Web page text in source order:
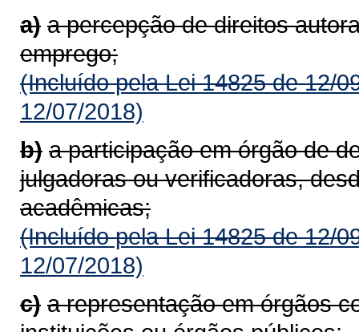
a) a percepção de direitos
emprego;
(Incluído pela Lei 14825 de 12/
12/07/2018)
b) a participação em órgão de
julgadoras ou verificadoras,
acadêmicas;
(Incluído pela Lei 14825 de 12/
12/07/2018)
c) a representação em órgãos